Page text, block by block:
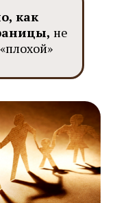
как
не